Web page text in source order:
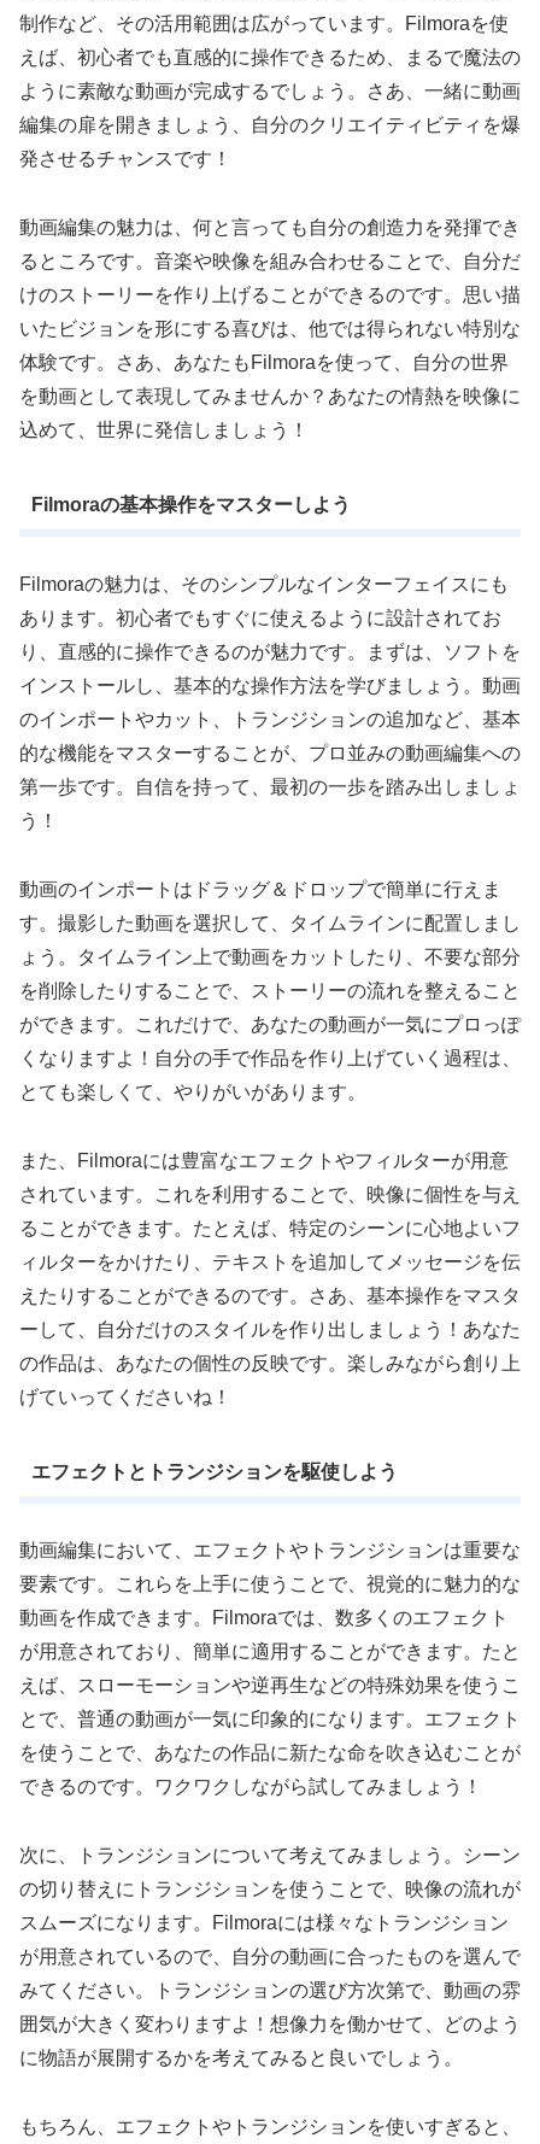
制作など、その活用範囲は広がっています。Filmoraを使
えば、初心者でも直感的に操作できるため、まるで魔法の
ように素敵な動画が完成するでしょう。さあ、一緒に動画
編集の扉を開きましょう、自分のクリエイティビティを爆
発させるチャンスです！
動画編集の魅力は、何と言っても自分の創造力を発揮でき
るところです。音楽や映像を組み合わせることで、自分だ
けのストーリーを作り上げることができるのです。思い描
いたビジョンを形にする喜びは、他では得られない特別な
体験です。さあ、あなたもFilmoraを使って、自分の世界
を動画として表現してみませんか？あなたの情熱を映像に
込めて、世界に発信しましょう！
Filmoraの基本操作をマスターしよう
Filmoraの魅力は、そのシンプルなインターフェイスにも
あります。初心者でもすぐに使えるように設計されてお
り、直感的に操作できるのが魅力です。まずは、ソフトを
インストールし、基本的な操作方法を学びましょう。動画
のインポートやカット、トランジションの追加など、基本
的な機能をマスターすることが、プロ並みの動画編集への
第一歩です。自信を持って、最初の一歩を踏み出しましょ
う！
動画のインポートはドラッグ＆ドロップで簡単に行えま
す。撮影した動画を選択して、タイムラインに配置しまし
ょう。タイムライン上で動画をカットしたり、不要な部分
を削除したりすることで、ストーリーの流れを整えること
ができます。これだけで、あなたの動画が一気にプロっぽ
くなりますよ！自分の手で作品を作り上げていく過程は、
とても楽しくて、やりがいがあります。
また、Filmoraには豊富なエフェクトやフィルターが用意
されています。これを利用することで、映像に個性を与え
ることができます。たとえば、特定のシーンに心地よいフ
ィルターをかけたり、テキストを追加してメッセージを伝
えたりすることができるのです。さあ、基本操作をマスタ
ーして、自分だけのスタイルを作り出しましょう！あなた
の作品は、あなたの個性の反映です。楽しみながら創り上
げていってくださいね！
エフェクトとトランジションを駆使しよう
動画編集において、エフェクトやトランジションは重要な
要素です。これらを上手に使うことで、視覚的に魅力的な
動画を作成できます。Filmoraでは、数多くのエフェクト
が用意されており、簡単に適用することができます。たと
えば、スローモーションや逆再生などの特殊効果を使うこ
とで、普通の動画が一気に印象的になります。エフェクト
を使うことで、あなたの作品に新たな命を吹き込むことが
できるのです。ワクワクしながら試してみましょう！
次に、トランジションについて考えてみましょう。シーン
の切り替えにトランジションを使うことで、映像の流れが
スムーズになります。Filmoraには様々なトランジション
が用意されているので、自分の動画に合ったものを選んで
みてください。トランジションの選び方次第で、動画の雰
囲気が大きく変わりますよ！想像力を働かせて、どのよう
に物語が展開するかを考えてみると良いでしょう。
もちろん、エフェクトやトランジションを使いすぎると、